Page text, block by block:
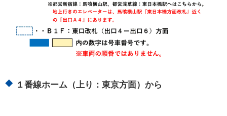
１番線ホーム（上り：東京方面）から